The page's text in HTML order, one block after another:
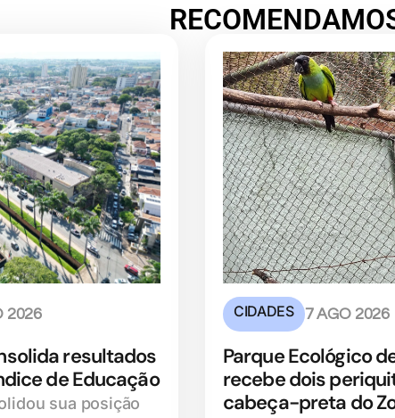
2026
resultados
de Educação
sua posição
CIDADES 7 AGO 2026
Parque Ecológico
recebe dois
cabeça-preta do